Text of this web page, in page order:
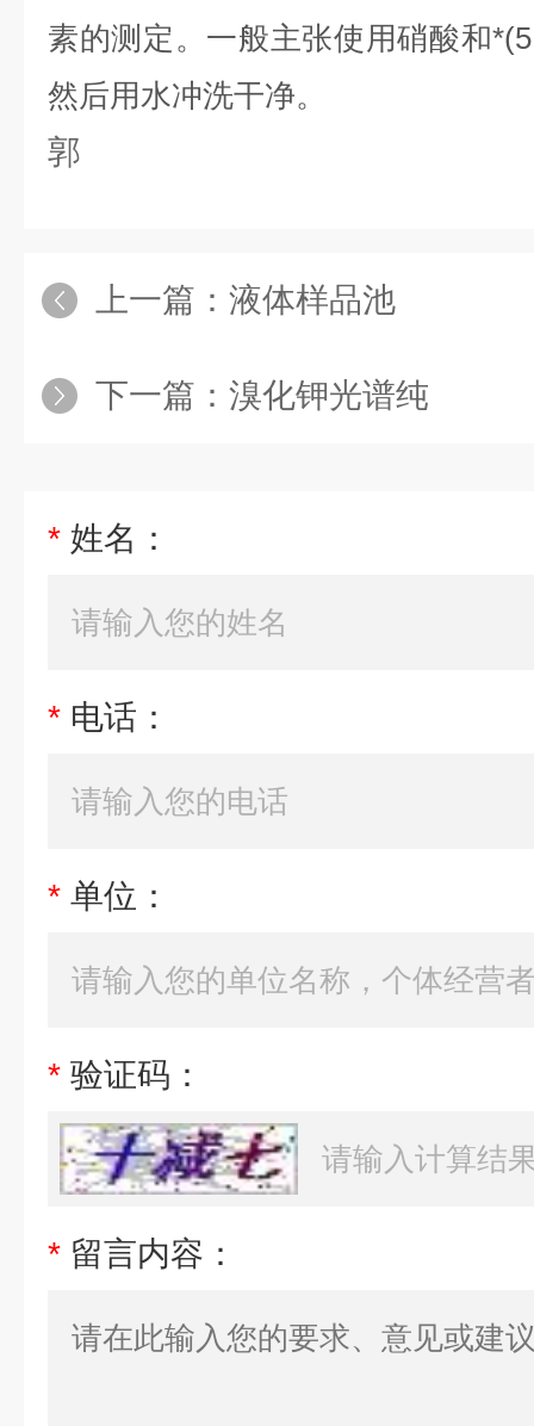
素的测定。一般主张使用硝酸和*(5
然后用水冲洗干净。
郭
上一篇： 液体样品池
下一篇： 溴化钾光谱纯
* 姓名：
* 电话：
* 单位：
* 验证码：
* 留言内容：